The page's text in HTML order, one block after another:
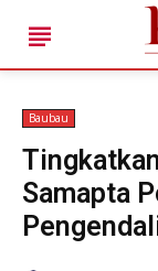
Baubau
Samapta